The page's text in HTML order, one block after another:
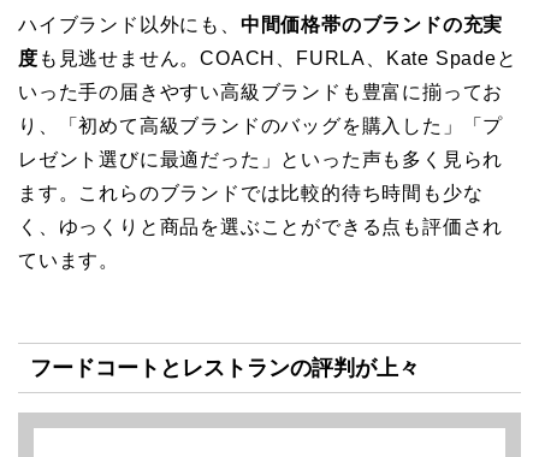
ハイブランド以外にも、 中間価格帯のブランドの充実
度 も見逃せません。COACH、FURLA、Kate Spadeと
いった手の届きやすい高級ブランドも豊富に揃ってお
り、「初めて高級ブランドのバッグを購入した」「プ
レゼント選びに最適だった」といった声も多く見られ
ます。これらのブランドでは比較的待ち時間も少な
く、ゆっくりと商品を選ぶことができる点も評価され
ています。
フードコートとレストランの評判が上々